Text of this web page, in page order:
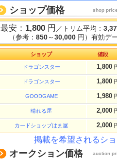
ショップ価格 shop
最安： 1,800 円 ／トリム平均：
（参考： 850～30,000 円）有効デ
ショップ 値段
ドラゴンスター 1,800
ドラゴンスター 1,800
GOODGAME 1,980
晴れる屋 2,000
カードショップはま屋 2,000
掲載を希望されるシ
オークション価格 auction